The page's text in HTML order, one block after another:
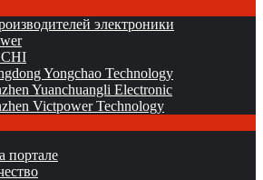
электроники
Yongchao Technology
Yuanchuangli Electronic
Victpower Technology
портале